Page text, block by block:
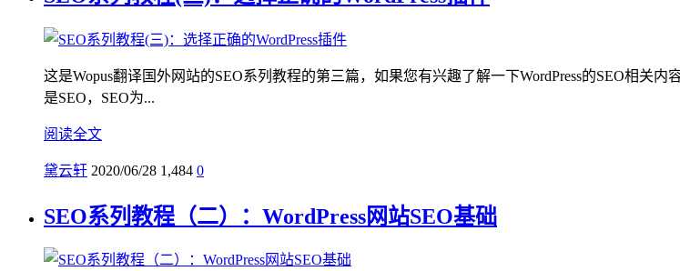
这是Wopus翻译国外网站的SEO系列教程的第三篇，如果您有兴趣了解一下WordPress的SEO相关
是SEO，SEO为...
阅读全文
黛云轩 2020/06/28 1,484 0
SEO系列教程（二）：WordPress网站SEO基础